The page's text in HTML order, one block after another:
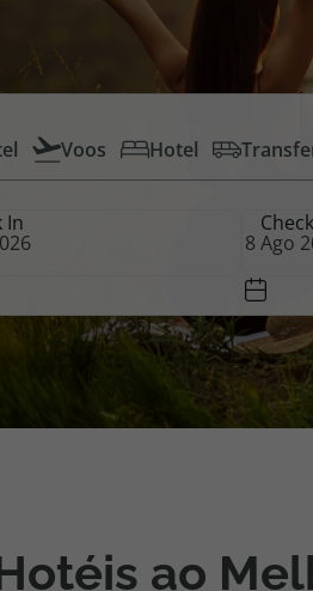
Viagem
TopViagens
Voos Hotel
In
ao